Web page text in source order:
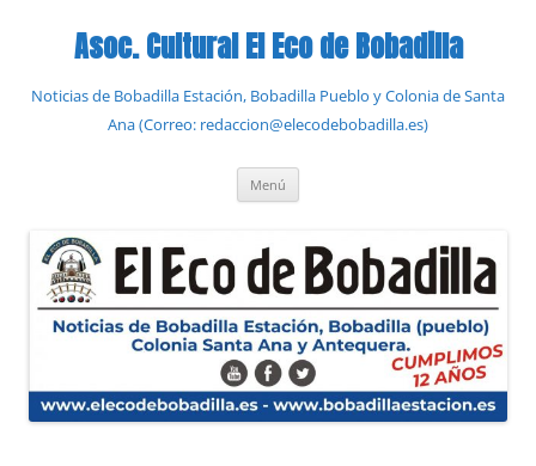
contenidoAsoc. Cultural El Eco de Bobadilla
Noticias de Bobadilla Estación, Bobadilla Pueblo y Colonia de Santa
Ana (Correo: redaccion@elecodebobadilla.es)
Menú